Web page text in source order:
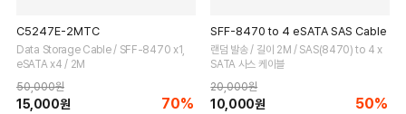
C5247E-2MTC
Data Storage Cable / SFF-8470 x1,
eSATA x4 / 2M
50,000원
15,000원 70%
SFF-8470 to 4 eSATA SAS Cable
랜덤 발송 / 길이 2M / SAS(8470) to 4 x
SATA 사스 케이블
20,000원
10,000원 50%